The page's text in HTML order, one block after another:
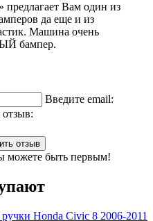
предлагает Вам один из
да еще и из
Машина очень
бампер.
Введите email:
отзыв
можете быть первым!